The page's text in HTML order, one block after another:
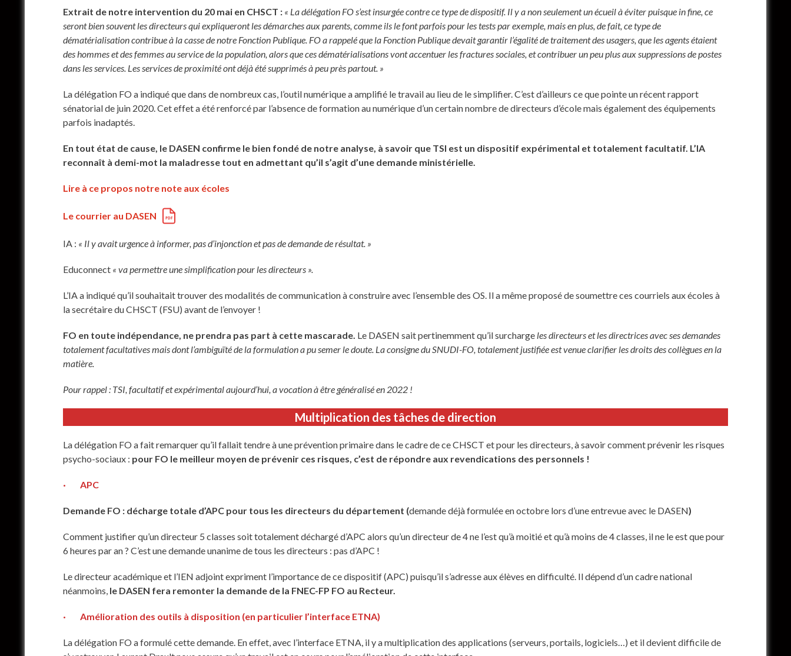
Extrait de notre intervention du 20 mai en CHSCT : « La délégation FO s’est insurgée contre ce type de dispositif. Il y a non seulement un écueil à éviter puisque in fine, ce
seront bien souvent les directeurs qui expliqueront les démarches aux parents, comme ils le font parfois pour les tests par exemple, mais en plus, de fait, ce type de
dématérialisation contribue à la casse de notre Fonction Publique. FO a rappelé que la Fonction Publique devait garantir l’égalité de traitement des usagers, que les agents étaient
des hommes et des femmes au service de la population, alors que ces dématérialisations vont accentuer les fractures sociales, et contribuer un peu plus aux suppressions de postes
dans les services. Les services de proximité ont déjà été supprimés à peu près partout. »
La délégation FO a indiqué que dans de nombreux cas, l’outil numérique a amplifié le travail au lieu de le simplifier. C’est d’ailleurs ce que pointe un récent rapport
sénatorial de juin 2020. Cet effet a été renforcé par l’absence de formation au numérique d’un certain nombre de directeurs d’école mais également des équipements
parfois inadaptés.
En tout état de cause, le DASEN confirme le bien fondé de notre analyse, à savoir que TSI est un dispositif expérimental et totalement facultatif. L’IA
reconnaît à demi-mot la maladresse tout en admettant qu’il s’agit d’une demande ministérielle.
Lire à ce propos notre note aux écoles
Le courrier au DASEN
IA : « Il y avait urgence à informer, pas d’injonction et pas de demande de résultat. »
Educonnect « va permettre une simplification pour les directeurs ».
L’IA a indiqué qu’il souhaitait trouver des modalités de communication à construire avec l’ensemble des OS. Il a même proposé de soumettre ces courriels aux écoles à
la secrétaire du CHSCT (FSU) avant de l’envoyer !
FO en toute indépendance, ne prendra pas part à cette mascarade. Le DASEN sait pertinemment qu’il surcharge les directeurs et les directrices avec ses demandes
totalement facultatives mais dont l’ambiguïté de la formulation a pu semer le doute. La consigne du SNUDI-FO, totalement justifiée est venue clarifier les droits des collègues en la
matière.
Pour rappel : TSI, facultatif et expérimental aujourd’hui, a vocation à être généralisé en 2022 !
Multiplication des tâches de direction
La délégation FO a fait remarquer qu’il fallait tendre à une prévention primaire dans le cadre de ce CHSCT et pour les directeurs, à savoir comment prévenir les risques
psycho-sociaux : pour FO le meilleur moyen de prévenir ces risques, c’est de répondre aux revendications des personnels !
· APC
Demande FO : décharge totale d’APC pour tous les directeurs du département (demande déjà formulée en octobre lors d’une entrevue avec le DASEN)
Comment justifier qu’un directeur 5 classes soit totalement déchargé d’APC alors qu’un directeur de 4 ne l’est qu’à moitié et qu’à moins de 4 classes, il ne le est que pour
6 heures par an ? C’est une demande unanime de tous les directeurs : pas d’APC !
Le directeur académique et l’IEN adjoint expriment l’importance de ce dispositif (APC) puisqu’il s’adresse aux élèves en difficulté. Il dépend d’un cadre national
néanmoins, le DASEN fera remonter la demande de la FNEC-FP FO au Recteur.
· Amélioration des outils à disposition (en particulier l’interface ETNA)
La délégation FO a formulé cette demande. En effet, avec l’interface ETNA, il y a multiplication des applications (serveurs, portails, logiciels…) et il devient difficile de